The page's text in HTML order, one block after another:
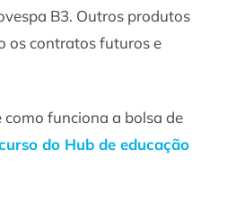
B3. Outros produtos
os contratos futuros e
como funciona a bolsa de
do Hub de educação